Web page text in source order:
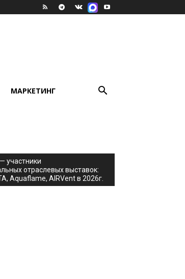
МАРКЕТИНГ
участники
отраслевых выставок:
Aquaflame, AIRVent в 2026г.